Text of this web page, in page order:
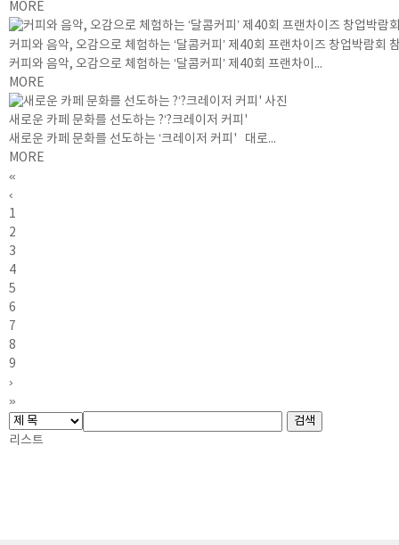
MORE
커피와 음악, 오감으로 체험하는 ‘달콤커피’ 제40회 프랜차이즈 창업박람회
커피와 음악, 오감으로 체험하는 ‘달콤커피’ 제40회 프랜차이...
MORE
새로운 카페 문화를 선도하는 ?‘?크레이저 커피'
새로운 카페 문화를 선도하는 ‘크레이저 커피' 대로...
MORE
«
‹
1
2
3
4
5
6
7
8
9
›
»
리스트